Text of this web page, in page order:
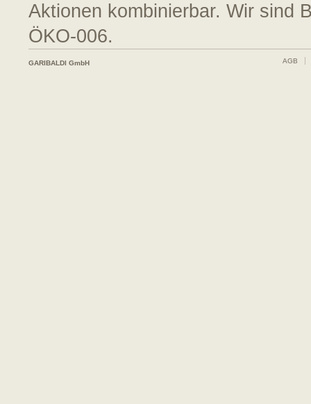
Aktionen kombinierbar. Wir sind
ÖKO-006.
GARIBALDI GmbH AGB